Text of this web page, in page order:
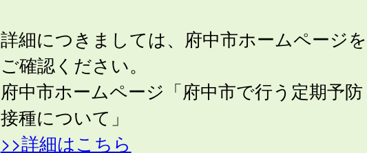
詳細につきましては、府中市ホームページを
ご確認ください。
府中市ホームページ「府中市で行う定期予防
接種について」
>>詳細はこちら